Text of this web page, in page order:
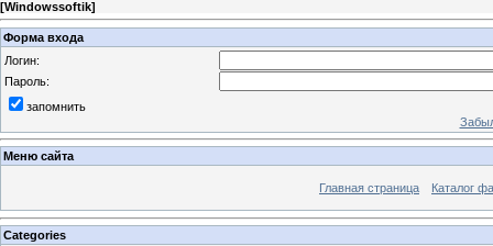
[Windowssoftik]
Форма входа
Логин:
Пароль:
запомнить
Меню сайта
Главная страница Каталог
Categories